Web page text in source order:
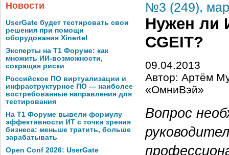
Новости
UserGate будет тестировать свои
решения при помощи
оборудования Xinertel
Эксперты на Т1 Форуме: как
множить ИИ-возможности,
сокращая риски
Российское ПО виртуализации и
инфраструктурное ПО — наиболее
востребованные направления для
тестирования
На Т1 Форуме вывели формулу
эффективности ИТ с точки зрения
бизнеса: меньше тратить, больше
зарабатывать
Open Conf 2026: UserGate
№3 (249),
Нужен ли
CGEIT?
09.04.2013
Автор: Артём
«ОмниВэй»
Вопрос